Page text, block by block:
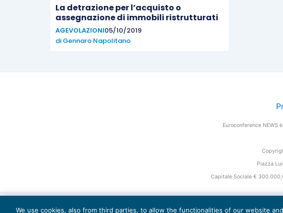
La detrazione per l’acquisto o
assegnazione di immobili ristrutturati
AGEVOLAZIONI05/10/2019
di Gennaro Napolitano
Euroconference
Piazza
Capitale Sociale €
We use cookies, also from third parties, to allow the functionalities of our website